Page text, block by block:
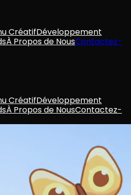
CréatifDéveloppement
À Propos de NousContactez-
CréatifDéveloppement
À Propos de NousContactez-